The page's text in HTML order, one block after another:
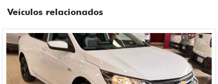
Veículos relacionados